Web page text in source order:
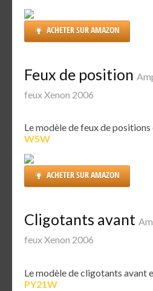
ACHETER SUR AMAZON
Feux de position
feux Xenon 2006
Le modèle de feux de positions
W5W
ACHETER SUR AMAZON
Cligotants avant
feux Xenon 2006
Le modèle de cligotants avant
PY21W